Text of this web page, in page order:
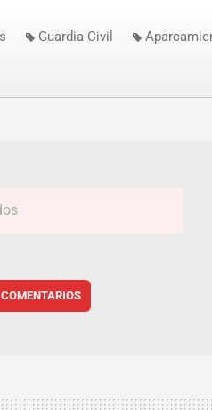
Guardia Civil